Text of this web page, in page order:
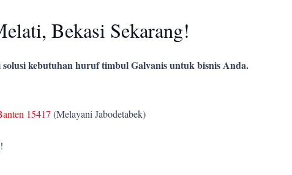
Bekasi Sekarang!
kebutuhan huruf timbul Galvanis untuk bisnis Anda.
15417 (Melayani Jabodetabek)